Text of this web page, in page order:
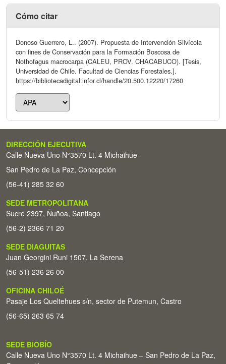
Cómo citar
Donoso Guerrero, L.. (2007). Propuesta de Intervención Silvícola
con fines de Conservación para la Formación Boscosa de
Nothofagus macrocarpa (CALEU, PROV. CHACABUCO). [Tesis,
Universidad de Chile. Facultad de Ciencias Forestales.].
https://bibliotecadigital.infor.cl/handle/20.500.12220/17260
DIRECCIÓN EJECUTIVA
Calle Nueva Uno N°3570 Lt. 4 Michaihue -
San Pedro de La Paz, Concepción
(56-41) 285 32 60
SEDE METROPOLITANA
Sucre 2397, Ñuñoa, Santiago
(56-2) 2366 71 20
SEDE DIAGUITAS
Juan Georgini Runi 1507, La Serena
(56-51) 236 26 00
OFICINA CHILOÉ
Pasaje Los Queltehues s/n, sector de Putemun, Castro
(56-65) 263 65 74
SEDE BIOBÍO
Calle Nueva Uno N°3570 Lt. 4 Michaihue – San Pedro de La Paz,